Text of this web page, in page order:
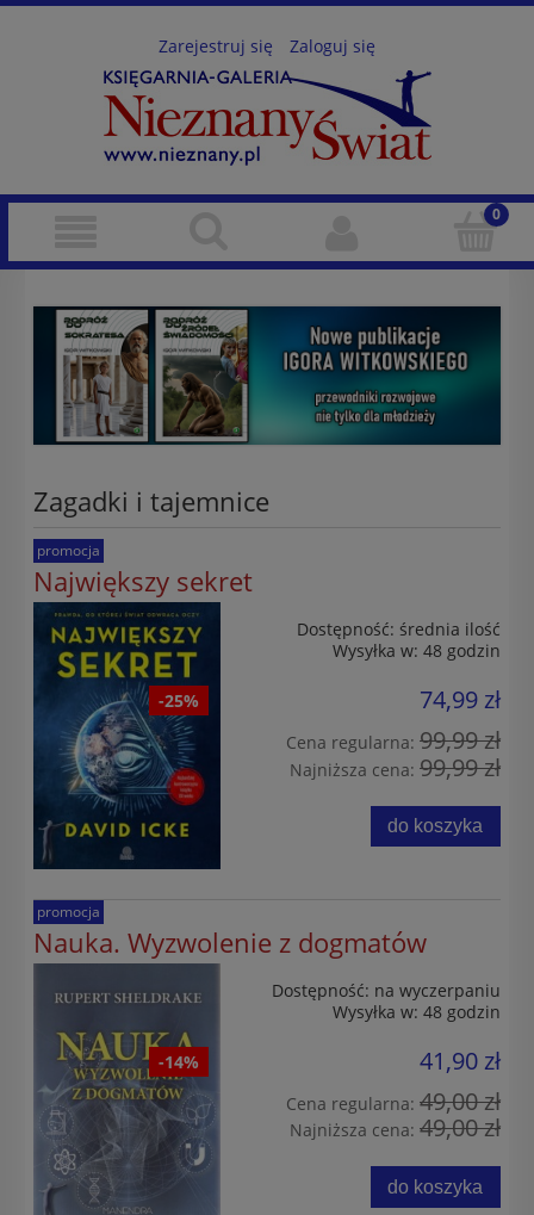
Zarejestruj się Zaloguj się
Zagadki i tajemnice
Największy sekret
-25%
Dostępność: średnia ilość
Wysyłka w: 48 godzin
74,99 zł
Cena regularna: 99,99 zł
Najniższa cena: 99,99 zł
do koszyka
promocja
Nauka. Wyzwolenie z dogmatów
-14%
Dostępność: na wyczerpaniu
Wysyłka w: 48 godzin
41,90 zł
Cena regularna: 49,00 zł
Najniższa cena: 49,00 zł
do koszyka
promocja